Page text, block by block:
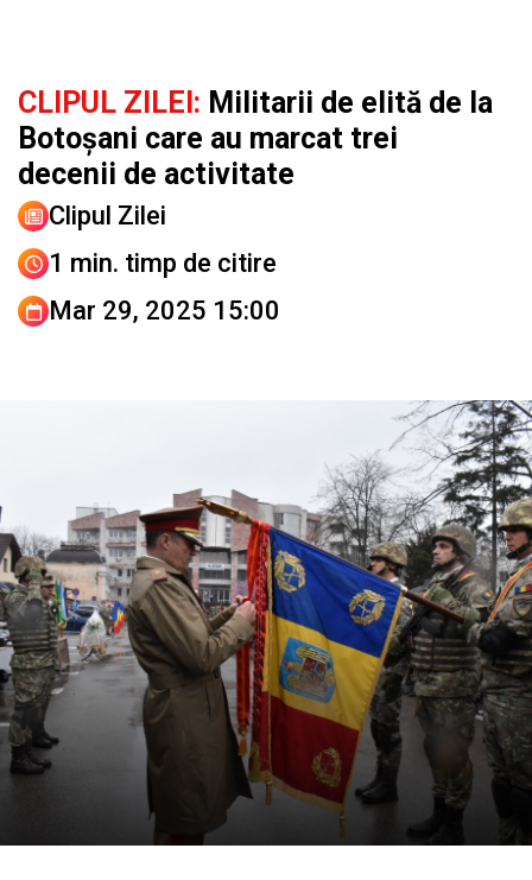
CLIPUL ZILEI: Militarii de elită de la
Botoșani care au marcat trei
decenii de activitate
Clipul Zilei
1 min. timp de citire
Mar 29, 2025 15:00